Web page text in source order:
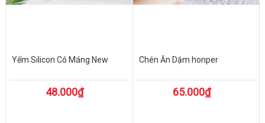
Yếm Silicon Có Máng New
48.000₫
Chén Ăn Dặm honper
65.000₫